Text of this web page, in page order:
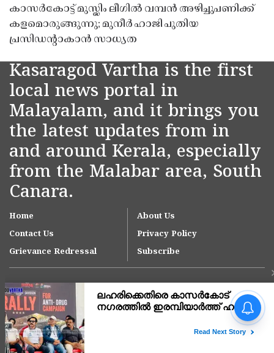
കാസർകോട്ട് മുസ്ലിം ലീഗിൽ വമ്പൻ അഴിച്ചുപണിക്ക്
കളമൊരുങ്ങുന്നു; മുനീർ ഹാജി പുതിയ
പ്രസിഡൻ്റാകാൻ സാധ്യത
Kasaragod Vartha is the first
local news portal in
Malayalam, and it brings you
the latest updates from in
and around Kerala, especially
from the Malabar area, South
Canara.
Home
About Us
Contact Us
Privacy Policy
Grievance Redressal
Subscribe
Copyright © 2007-